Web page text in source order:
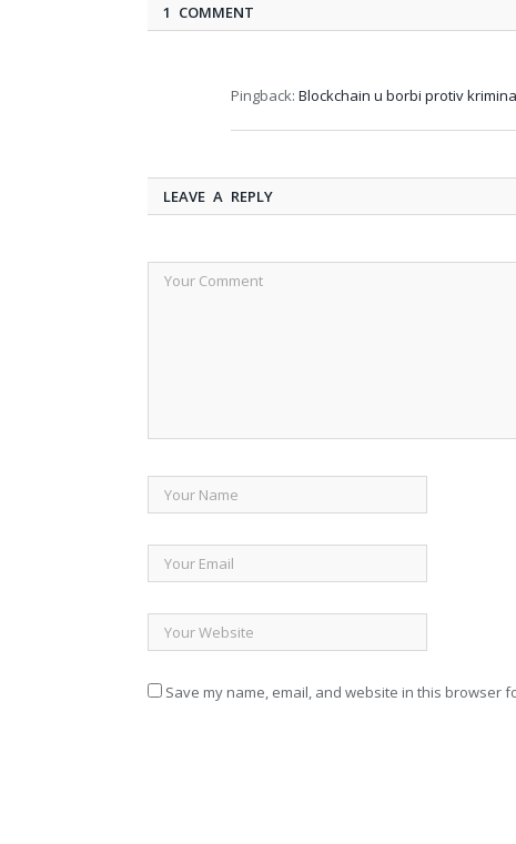
1 COMMENT
Pingback: Blockchain u borbi protiv
LEAVE A REPLY
Save my name, email, and website in this browser